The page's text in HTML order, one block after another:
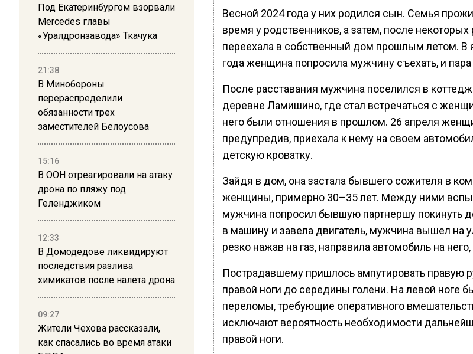
Под Екатеринбургом взорвали
Mercedes главы
«Уралдронзавода» Ткачука
21:38
В Минобороны
перераспределили
обязанности трех
заместителей Белоусова
15:16
В ООН отреагировали на атаку
дрона по пляжу под
Геленджиком
12:33
В Домодедове ликвидируют
последствия разлива
химикатов после налета дрона
09:27
Жители Чехова рассказали,
как спасались во время атаки
Весной 2024 года у них родился сын. Семья
время у родственников, а затем, после некоторых
переехала в собственный дом прошлым летом. В
года женщина попросила мужчину съехать, и пара
После расставания мужчина поселился в
деревне Ламишино, где стал встречаться с
него были отношения в прошлом. 26 апреля
предупредив, приехала к нему на своем
детскую кроватку.
Зайдя в дом, она застала бывшего сожителя в
женщины, примерно 30–35 лет. Между ними
мужчина попросил бывшую партнершу покинуть
в машину и завела двигатель, мужчина вышел на
резко нажав на газ, направила автомобиль на него,
Пострадавшему пришлось ампутировать правую
правой ноги до середины голени. На левой ноге
переломы, требующие оперативного
исключают вероятность необходимости
правой ноги.